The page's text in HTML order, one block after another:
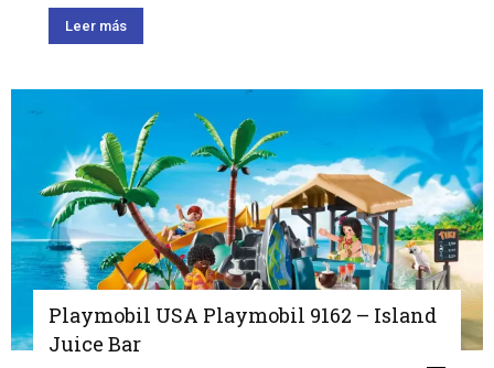
Leer más
Playmobil USA Playmobil 9162 – Island
Juice Bar